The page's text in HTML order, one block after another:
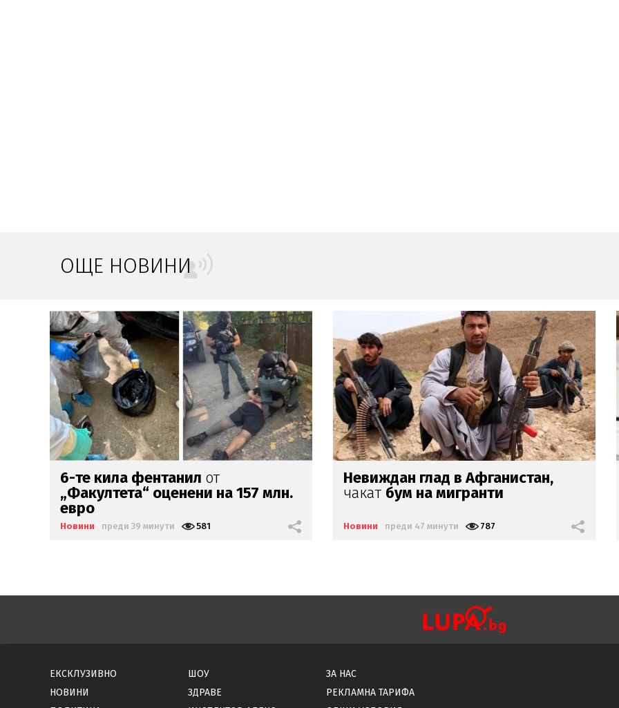
ОЩЕ НОВИНИ
Невиждан глад в Афганистан,
чакатбум на мигранти
Новини преди 47 минути 787
Бум на "черни вдовици" в Русия
Новини преди 3 часа 2929
ЕКСКЛУЗИВНО
НОВИНИ
ШОУ
ЗДРАВЕ
ЗА НАС
РЕКЛАМНА ТАРИФА